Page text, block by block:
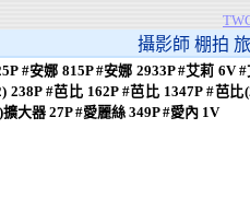
攝影師 棚拍
#安娜 815P #安娜 2933P #艾莉 6V #
238P #芭比 162P #芭比 1347P #芭比
大器 27P #愛麗絲 349P #愛內 1V